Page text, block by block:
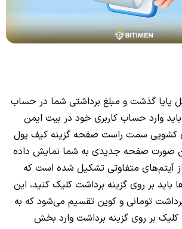
پایا گذشت و مبلغ برداشتی شما در حساب
باید وارد حساب کاربری خود در بیت ایمن
سمت راست صفحه گزینه کیف پول
صورت صفحه جدیدی به شما نمایش داده
آیتم‌های متفاوتی تشکیل شده است که
باید بر روی گزینه برداشت کلیک کنید، این
تومانی و کوین تقسیم می‌شود که به
بر روی گزینه برداشت وارد بخش